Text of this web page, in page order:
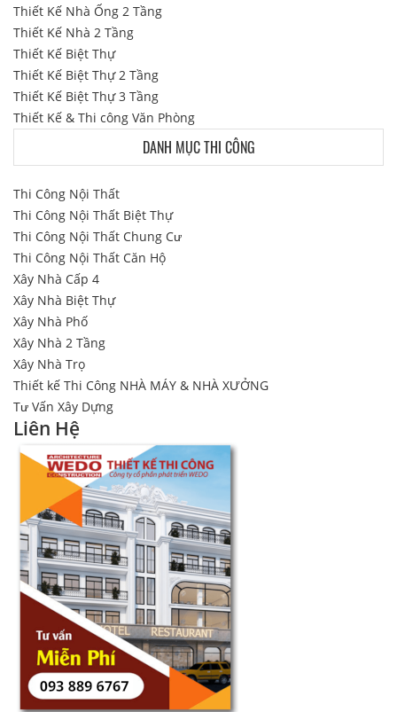
Thiết Kế Nhà Ống 2 Tầng
Thiết Kế Nhà 2 Tầng
Thiết Kế Biệt Thự
Thiết Kế Biệt Thự 2 Tầng
Thiết Kế Biệt Thự 3 Tầng
Thiết Kế & Thi công Văn Phòng
DANH MỤC THI CÔNG
Thi Công Nội Thất
Thi Công Nội Thất Biệt Thự
Thi Công Nội Thất Chung Cư
Thi Công Nội Thất Căn Hộ
Xây Nhà Cấp 4
Xây Nhà Biệt Thự
Xây Nhà Phố
Xây Nhà 2 Tầng
Xây Nhà Trọ
Thiết kế Thi Công NHÀ MÁY & NHÀ XƯỞNG
Tư Vấn Xây Dựng
Liên Hệ